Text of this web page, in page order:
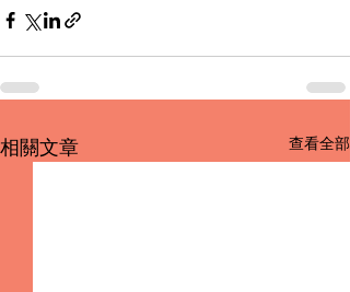
相關文章 查看全部